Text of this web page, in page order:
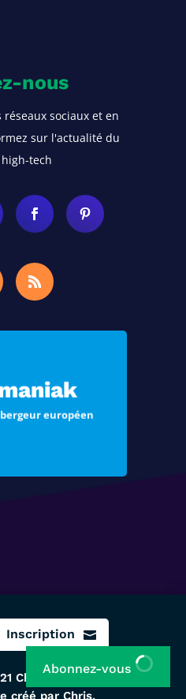
nous
sociaux et en
sur l'actualité du
tech
européen
vos sites Web et
vos e-mails
Inscription 
ChrisTec, Tous droits
créé par Chris.
Abonnez-vous